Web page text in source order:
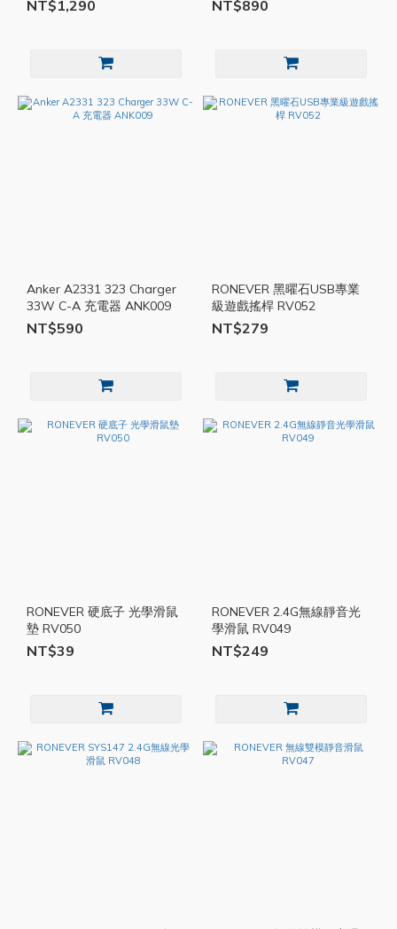
NT$1,290 NT$890
Anker A2331 323 Charger
33W C-A 充電器 ANK009
NT$590
RONEVER 黑曜石USB專業
級遊戲搖桿 RV052
NT$279
RONEVER 硬底子 光學滑鼠
墊 RV050
NT$39
RONEVER 2.4G無線靜音光
學滑鼠 RV049
NT$249